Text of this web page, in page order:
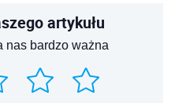
artykułu
nas bardzo ważna